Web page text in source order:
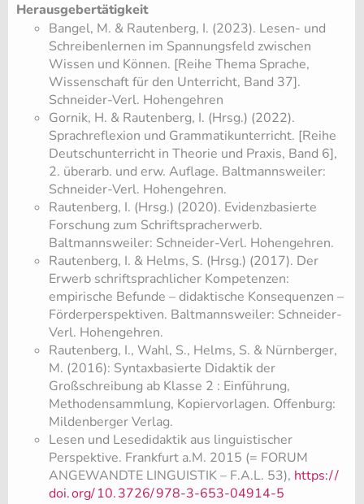
Herausgebertätigkeit
​Bangel, M. & Rautenberg, I. (2023). Lesen- und
Schreibenlernen im Spannungsfeld zwischen
Wissen und Können. [Reihe Thema Sprache,
Wissenschaft für den Unterricht, Band 37].
Schneider-Verl. Hohengehren
Gornik, H. & Rautenberg, I. (Hrsg.) (2022).
Sprachreflexion und Grammatikunterricht. [Reihe
Deutschunterricht in Theorie und Praxis, Band 6],
2. überarb. und erw. Auflage. Baltmannsweiler:
Schneider-Verl. Hohengehren.
Rautenberg, I. (Hrsg.) (2020). Evidenzbasierte
Forschung zum Schriftspracherwerb.
Baltmannsweiler: Schneider-Verl. Hohengehren.
Rautenberg, I. & Helms, S. (Hrsg.) (2017). Der
Erwerb schriftsprachlicher Kompetenzen:
empirische Befunde – didaktische Konsequenzen –
Förderperspektiven. Baltmannsweiler: Schneider-
Verl. Hohengehren.
Rautenberg, I., Wahl, S., Helms, S. & Nürnberger,
M. (2016): Syntaxbasierte Didaktik der
Großschreibung ab Klasse 2 : Einführung,
Methodensammlung, Kopiervorlagen. Offenburg:
Mildenberger Verlag.
Lesen und Lesedidaktik aus linguistischer
Perspektive. Frankfurt a.M. 2015 (= FORUM
ANGEWANDTE LINGUISTIK – F.A.L. 53), https://
doi.org/10.3726/978-3-653-04914-5